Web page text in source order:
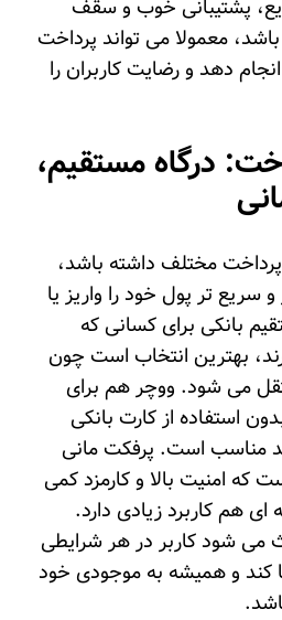
پشتیبانی خوب و سقف
معمولا می تواند پرداخت
دهد و رضایت کاربران را
درگاه مستقیم،
مختلف داشته باشد،
سریع تر پول خود را واریز یا
بانکی برای کسانی که
بهترین انتخاب است چون
می شود. ووچر هم برای
استفاده از کارت بانکی
مناسب است. پرفکت مانی
که امنیت بالا و کارمزد کمی
ای هم کاربرد زیادی دارد.
می شود کاربر در هر شرایطی
کند و همیشه به موجودی خود